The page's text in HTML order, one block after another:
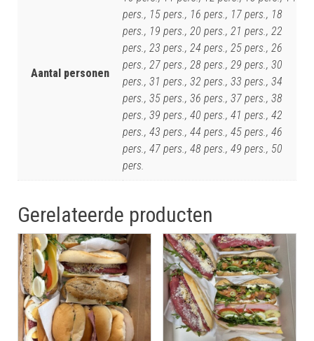
Aantal personen
pers., 15 pers., 16 pers., 17 pers., 18
pers., 19 pers., 20 pers., 21 pers., 22
pers., 23 pers., 24 pers., 25 pers., 26
pers., 27 pers., 28 pers., 29 pers., 30
pers., 31 pers., 32 pers., 33 pers., 34
pers., 35 pers., 36 pers., 37 pers., 38
pers., 39 pers., 40 pers., 41 pers., 42
pers., 43 pers., 44 pers., 45 pers., 46
pers., 47 pers., 48 pers., 49 pers., 50
pers.
Gerelateerde producten